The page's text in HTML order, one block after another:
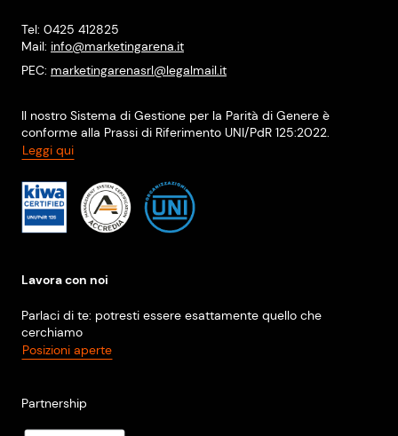
Tel: 0425 412825
Mail: info@marketingarena.it
PEC: marketingarenasrl@legalmail.it
Il nostro Sistema di Gestione per la Parità di Genere è
conforme alla Prassi di Riferimento UNI/PdR 125:2022.
Leggi qui
Lavora con noi
Parlaci di te: potresti essere esattamente quello che
cerchiamo
Posizioni aperte
Partnership